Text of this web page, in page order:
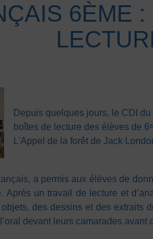
6ÈME
Depuis quelques jours, le CDI
boîtes de lecture des élèves de
L'Appel de la forêt de Jack
a permis aux élèves de
Après un travail de lecture et
des dessins et des extraits
devant leurs camarades avant